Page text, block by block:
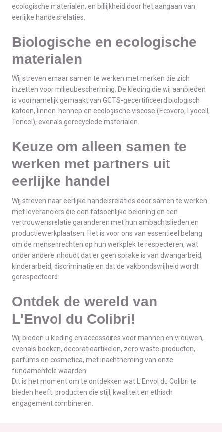
ecologische materialen, en billijkheid door het aangaan van
eerlijke handelsrelaties.
Biologische en ecologische
materialen
Wij streven ernaar samen te werken met merken die zich
inzetten voor milieubescherming. De kleding die wij aanbieden
is voornamelijk gemaakt van GOTS-gecertificeerd biologisch
katoen, linnen, hennep en ecologische viscose (Ecovero, Lyocell,
Tencel), evenals gerecyclede materialen.
Keuze om alleen samen te
werken met partners uit
eerlijke handel
Wij streven naar eerlijke handelsrelaties door samen te werken
met leveranciers die een fatsoenlijke beloning en een
vertrouwensrelatie garanderen met hun ambachtslieden en
productiewerkplaatsen. Het is voor ons van essentieel belang
om de mensenrechten op hun werkplek te respecteren, wat
onder andere inhoudt dat er geen sprake is van dwangarbeid,
kinderarbeid, discriminatie en dat de vakbondsvrijheid wordt
gerespecteerd.
Ontdek de wereld van
L'Envol du Colibri!
Wij bieden u kleding en accessoires voor mannen en vrouwen,
evenals boeken, decoratieartikelen, zero waste-producten,
parfums en cosmetica, met inachtneming van onze
fundamentele waarden.
Dit is het moment om te ontdekken wat L'Envol du Colibri te
bieden heeft: producten die stijl, kwaliteit en ethisch
engagement combineren.